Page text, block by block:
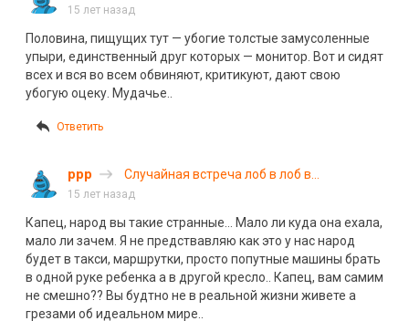
дочь
15 лет назад
Половина, пищущих тут — убогие толстые замусоленные
упыри, единственный друг которых — монитор. Вот и сидят
всех и вся во всем обвиняют, критикуют, дают свою
убогую оцеку. Мудачье..
Ответить
ррр
Случайная встреча лоб в лоб в
Забайкальском Крае
15 лет назад
Капец, народ вы такие странные… Мало ли куда она ехала,
мало ли зачем. Я не предствавляю как это у нас народ
будет в такси, маршрутки, просто попутные машины брать
в одной руке ребенка а в другой кресло.. Капец, вам самим
не смешно?? Вы будтно не в реальной жизни живете а
грезами об идеальном мире..